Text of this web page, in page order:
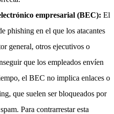
empresarial (BEC): El
phishing en el que los atacantes
general, otros ejecutivos o
que los empleados envíen
el BEC no implica enlaces o
que suelen ser bloqueados por
Para contrarrestar esta